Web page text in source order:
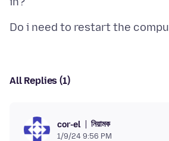
All Replies (1)
cor-el নিয়ামক
1/9/24 9:56 PM